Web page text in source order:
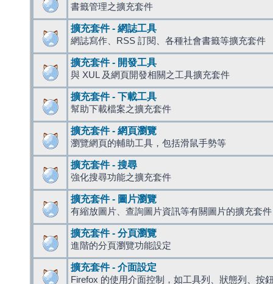
書籤管理之擴充套件
擴充套件 - 網誌工具
網誌寫作、RSS 訂閱、各種社會書籤等擴充套件
擴充套件 - 開發工具
與 XUL 及網頁開發相關之工具擴充套件
擴充套件 - 下載工具
幫助下載檔案之擴充套件
擴充套件 - 網頁瀏覽
瀏覽網頁的輔助工具，包括滑鼠手勢等
擴充套件 - 搜尋
強化搜尋功能之擴充套件
擴充套件 - 圖片瀏覽
有縮放圖片、查詢圖片資訊等有關圖片的擴充套件
擴充套件 - 分頁瀏覽
進階的分頁瀏覽功能設定
擴充套件 - 介面設定
Firefox 的使用介面控制，如工具列、狀態列、按